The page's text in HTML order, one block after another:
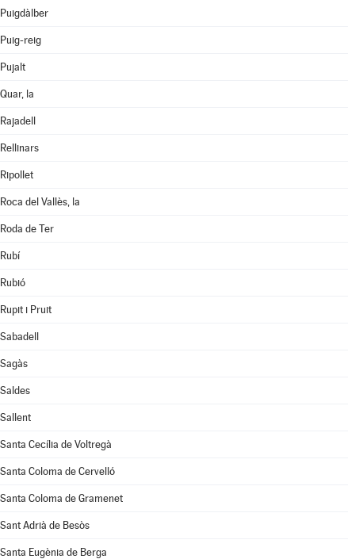
Puigdàlber
Puig-reig
Pujalt
Quar, la
Rajadell
Rellinars
Ripollet
Roca del Vallès, la
Roda de Ter
Rubí
Rubió
Rupit i Pruit
Sabadell
Sagàs
Saldes
Sallent
Santa Cecília de Voltregà
Santa Coloma de Cervelló
Santa Coloma de Gramenet
Sant Adrià de Besòs
Santa Eugènia de Berga